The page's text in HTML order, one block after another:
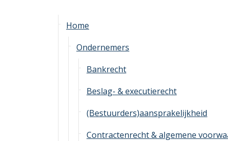
Home
Ondernemers
Bankrecht
Beslag- & executierecht
(Bestuurders)aansprakelijkheid
Contractenrecht & algemene